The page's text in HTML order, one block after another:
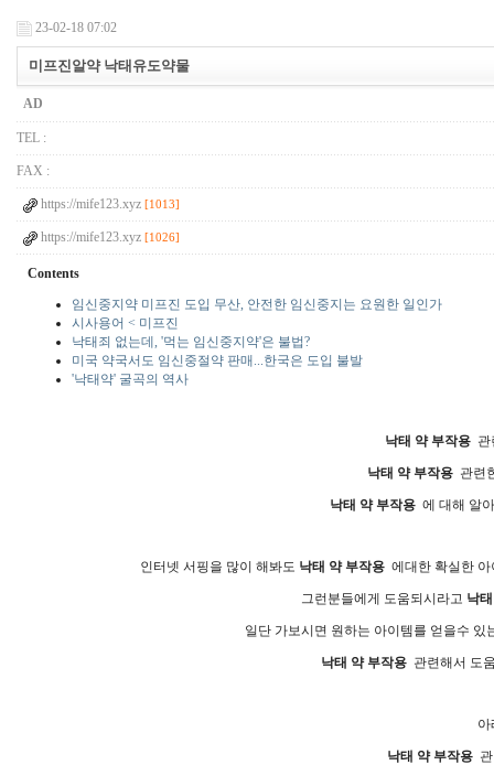
23-02-18 07:02
미프진알약 낙태유도약물
AD
TEL :
FAX :
https://mife123.xyz [1013]
https://mife123.xyz [1026]
Contents
임신중지약 미프진 도입 무산, 안전한 임신중지는 요원한 일인가
시사용어 < 미프진
낙태죄 없는데, '먹는 임신중지약'은 불법?
미국 약국서도 임신중절약 판매...한국은 도입 불발
'낙태약' 굴곡의 역사
낙태 약 부작용
낙태 약 부작용 관련
낙태 약 부작용 에 대해 알
인터넷 서핑을 많이 해봐도 낙태 약 부작용에대한 확실한 아
그런분들에게 도움되시라고 낙
일단 가보시면 원하는 아이템를 얻을수
낙태 약 부작용 관련해서 도
아
낙태 약 부작용